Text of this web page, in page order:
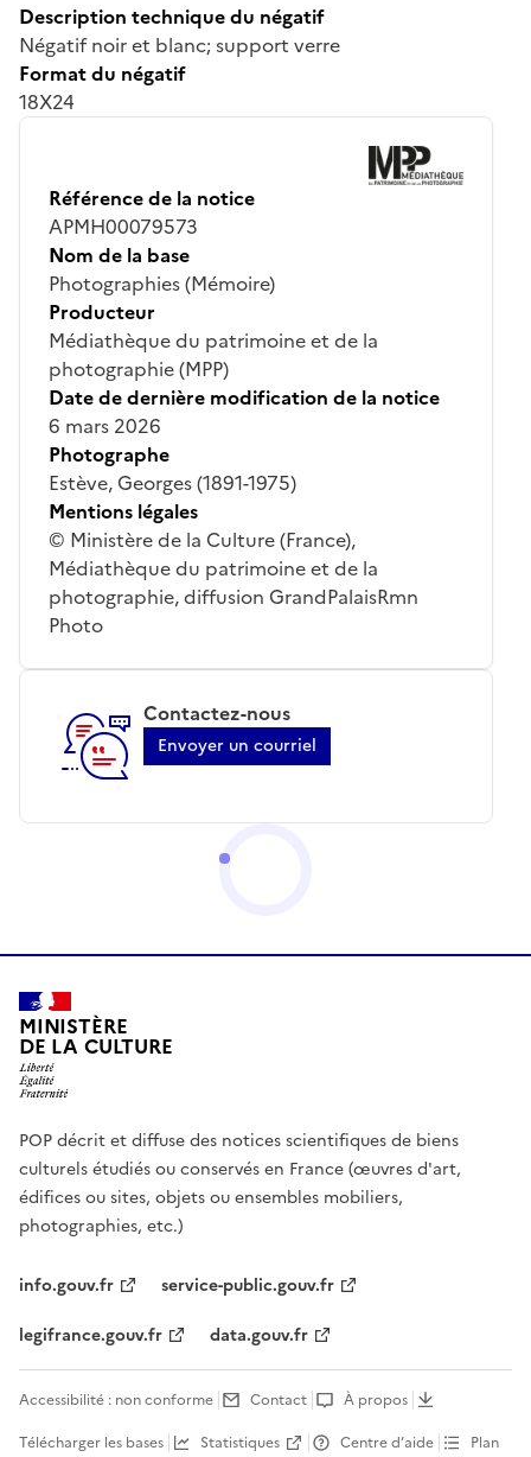
Description technique du négatif
Négatif noir et blanc; support verre
Format du négatif
18X24
Référence de la notice
APMH00079573
Nom de la base
Photographies (Mémoire)
Producteur
Médiathèque du patrimoine et de la
photographie (MPP)
Date de dernière modification de la notice
6 mars 2026
Photographe
Estève, Georges (1891-1975)
Mentions légales
© Ministère de la Culture (France),
Médiathèque du patrimoine et de la
photographie, diffusion GrandPalaisRmn
Photo
Contactez-nous
Envoyer un courriel
MINISTÈRE
DE LA CULTURE
POP décrit et diffuse des notices scientifiques de biens
culturels étudiés ou conservés en France (œuvres d'art,
édifices ou sites, objets ou ensembles mobiliers,
photographies, etc.)
info.gouv.fr
service-public.gouv.fr
legifrance.gouv.fr
data.gouv.fr
Accessibilité : non conforme Contact
À propos
Télécharger les bases
Statistiques Centre d’aide Plan